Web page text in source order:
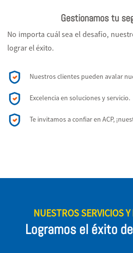
Gestionamos tu
No importa cuál sea el desafío,
lograr el éxito.
Nuestros clientes pueden avalar
Excelencia en soluciones y servicio.
Te invitamos a confiar en ACP,
NUESTROS SERVICIOS
Logramos el éxito